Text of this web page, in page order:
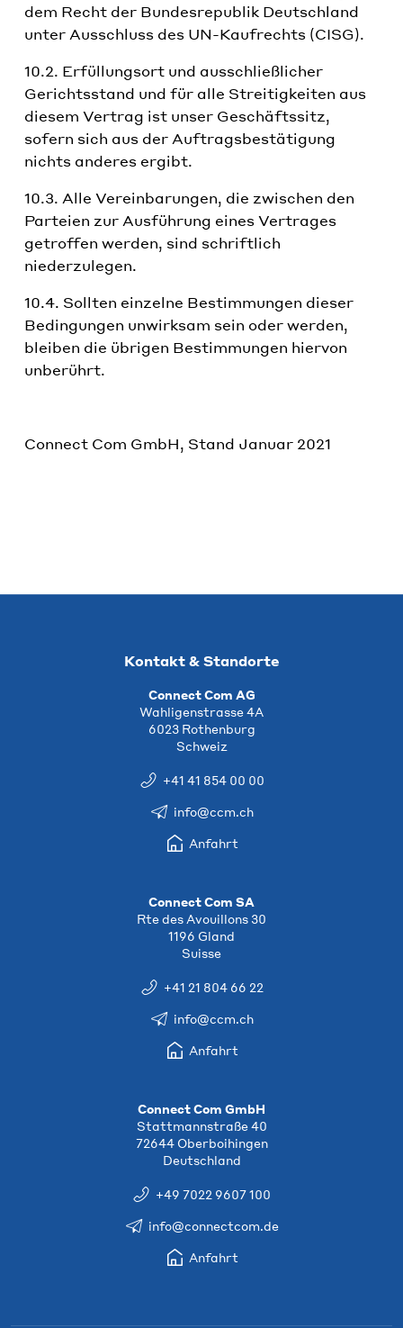
dem Recht der Bundesrepublik Deutschland
unter Ausschluss des UN-Kaufrechts (CISG).
10.2. Erfüllungsort und ausschließlicher
Gerichtsstand und für alle Streitigkeiten aus
diesem Vertrag ist unser Geschäftssitz,
sofern sich aus der Auftragsbestätigung
nichts anderes ergibt.
10.3. Alle Vereinbarungen, die zwischen den
Parteien zur Ausführung eines Vertrages
getroffen werden, sind schriftlich
niederzulegen.
10.4. Sollten einzelne Bestimmungen dieser
Bedingungen unwirksam sein oder werden,
bleiben die übrigen Bestimmungen hiervon
unberührt.
Connect Com GmbH, Stand Januar 2021
Kontakt & Standorte
Connect Com AG
Wahligenstrasse 4A
6023 Rothenburg
Schweiz
+41 41 854 00 00
info@ccm.ch
Anfahrt
Connect Com SA
Rte des Avouillons 30
1196 Gland
Suisse
+41 21 804 66 22
info@ccm.ch
Anfahrt
Connect Com GmbH
Stattmannstraße 40
72644 Oberboihingen
Deutschland
+49 7022 9607 100
info@connectcom.de
Anfahrt